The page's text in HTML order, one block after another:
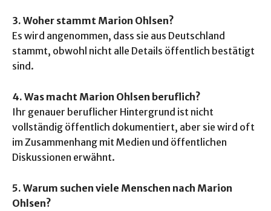
3. Woher stammt Marion Ohlsen?
Es wird angenommen, dass sie aus Deutschland
stammt, obwohl nicht alle Details öffentlich bestätigt
sind.
4. Was macht Marion Ohlsen beruflich?
Ihr genauer beruflicher Hintergrund ist nicht
vollständig öffentlich dokumentiert, aber sie wird oft
im Zusammenhang mit Medien und öffentlichen
Diskussionen erwähnt.
5. Warum suchen viele Menschen nach Marion
Ohlsen?